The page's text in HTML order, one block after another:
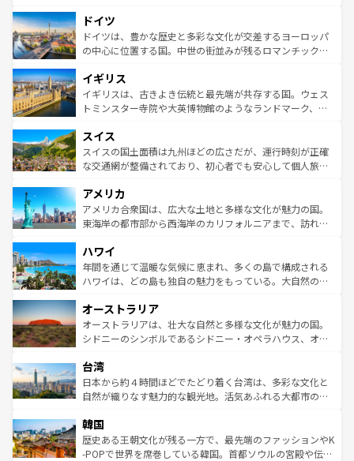
せる。地方によって風土や気候が異なるスペインはその個
性で訪れる人を魅了する。 なお、新着のスペイン情報は コ
ンテンツ一覧を参照してほしい。
で、幅広い魅力が詰まっている。華麗な宮殿、歴史的な大
聖堂、美しいビーチ、そして豊かな自然が、訪れる者を心
から魅了する。また、フランスは美食の国としても知ら
いる。シャンパンの発祥地であるランス、プロヴァンスの
香り高いラベンダー畑など、多彩な楽しみ方が可能だ。さ
らに、パリ以外の地域にも魅力が溢れており、どの街角に
れる地方に足を運ぶとそれぞれで全く異なる文化を体験で
きるだろう。 なお、新着のフランス情報はコンテンツ一覧
を参照してほしい。
ドイツ
ドイツは、豊かな歴史と多彩な文化が交差するヨーロッパ
の中心に位置する国。中世の街並みが残るロマンチック街
顔を持つこの国は、どこを歩いても飽きることがない。ベ
ルリンの文化的活気、バイエルン州のアルプスの絶景、そ
してライン川沿いのワイン畑といった風景は必見。ビール
は、お酒好きな人にはぜひ体験してほしい。 なお、新着の
ドイツ情報はコンテンツ一覧を参照してほしい。
イギリス
イギリスは、古きよき伝統と最先端が共存する国。ウェス
トミンスター寺院や大英博物館のようなランドマーク、歴
リアごとに異なる魅力がある。また、優雅なアフタヌーン
ティー、ビール好きにはたまらない英国パブ、サッカー観
戦など、本場だからこそできる体験も豊富。イギリスを旅
ンツ一覧を参照してほしい。
スイス
スイスの国土面積は九州ほどの広さだが、運行時刻が正確
な交通網が整備されており、初心者でも安心して個人旅行
の建物がそのまま残る町や、スイスならではのユニークな
博物館もあり、アルプス観光だけでなく町歩きも満喫する
ことができる。国民の所得が高いため物価も高いが、旅行
ば市内交通費無料で観光を楽しむこともできる。 なお、新
着のスイス情報はコンテンツ一覧 を参照してほしい。
アメリカ
アメリカ合衆国は、広大な土地と多様な文化が魅力の国。
東海岸の都市部から西海岸のカリフォルニアまで、訪れる
のような巨大都市は、観光、ショッピング、エンターテイ
ンメントが詰まった刺激的なスポットだ。一方、アメリカ
西部には大自然が広がり、グランドキャニオンやイエロー
部のニューオーリンズでは、音楽と美食が融合した独特の
文化が魅力。旅行者はアメリカの各地域で異なる魅力を楽
しみながら、その多様性と豊かな歴史を感じることができ
ならではの贅沢な旅のスタイルだ。 なお、新着のアメリカ
情報はコンテンツ一覧を参照してほしい。
ハワイ
年間を通じて温暖な気候に恵まれ、多くの島で構成される
ハワイは、どの島も独自の魅力をもっている。大自然の神
ワイ島は見逃せない。また、定番の観光地といえばオアフ
島だが、静かな自然を求めるならマウイ島やカウアイ島が
おすすめ。エメラルドグリーンに輝く海をはじめ、豊かな
れるおもてなしの心で訪れる人々を迎えてくれるハワイの
人々、おいしいローカルフードやハワイアンミュージッ
ク、伝統的なフラダンスなど、すべてがハワイの魅力を彩
ワイを、存分に味わってほしい。 なお、新着のハワイ情報
はコンテンツ一覧を参照してほしい。
オーストラリア
オーストラリアは、壮大な自然と多様な文化が魅力の国。
シドニーのシンボルであるシドニー・オペラハウス、オー
リアリーフや大陸中央部にそびえるウルル（エアーズロッ
ク）、タスマニアの美しい原生林やケアンズの熱帯雨林な
ど、見どころがたくさん。また、カフェやワイン、オージ
いる。アクティビティも充実しており、サーフィンやダイ
ビング、ハイキングなど、アウトドア好きにはたまらな
い。オーストラリアの多彩な魅力を存分に味わいつくそ
台湾
日本から約４時間ほどでたどり着く台湾は、多彩な文化と
自然が織りなす魅力的な観光地。活気あふれる大都市の台
ン）、静ひつな山岳地帯である台湾東部など、都市の喧騒
と山間の静けさが共存しており、訪れる人に新しい発見と
驚きをもたらしてくれる。また、奥深い台湾の食文化も魅
韓国
歴史ある王朝文化が残る一方で、最先端のファッションやK
-POPで世界を席巻している韓国。首都ソウルの宮殿や伝統